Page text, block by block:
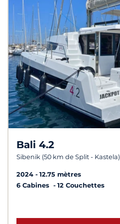
Bali 4.2
Sibenik (50 km de Split - Kastela)
2024
12.75 mètres
6 Cabines
12 Couchettes